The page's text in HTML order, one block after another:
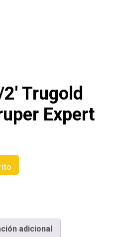
Trugold
Expert
adicional